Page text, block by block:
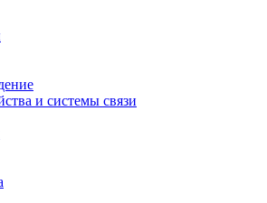
и системы связи